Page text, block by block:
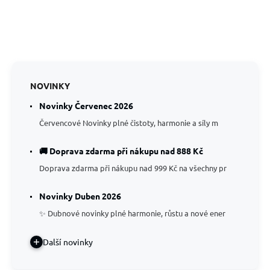
NOVINKY
Novinky Červenec 2026
Červencové Novinky plné čistoty, harmonie a síly m
🚚 Doprava zdarma při nákupu nad 888 Kč
Doprava zdarma při nákupu nad 999 Kč na všechny pr
Novinky Duben 2026
✨ Dubnové novinky plné harmonie, růstu a nové ener
Další novinky